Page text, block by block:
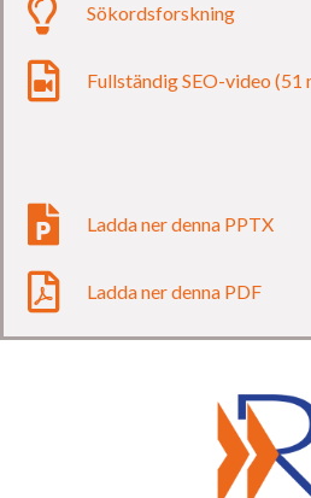
Sökordsforskning
Fullständig SEO-video (51
Ladda ner denna PPTX
Ladda ner denna PDF